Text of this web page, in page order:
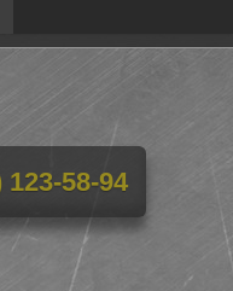
123-58-94